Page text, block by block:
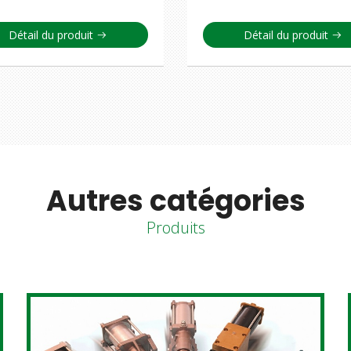
Détail du produit Détail du produit
Autres catégories
Produits